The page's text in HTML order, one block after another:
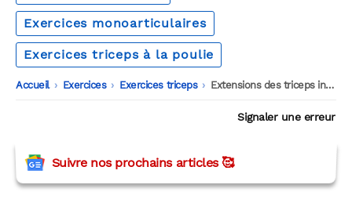
Exercices monoarticulaires
Exercices triceps à la poulie
Accueil -
Exercices -
Exercices triceps -
Extensions des triceps incliné à la poulie basse
Signaler une erreur
Suivre nos prochains articles 🥰